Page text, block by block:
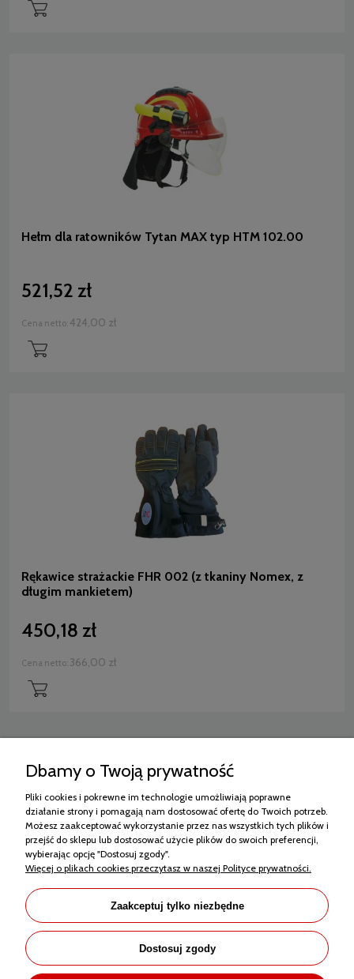
Hełm dla ratowników Tytan MAX typ HTM 102.00
521,52 zł
Cena netto: 424,00 zł
Rękawice strażackie FHR 002 (z tkaniny Nomex, z
długim mankietem)
450,18 zł
Cena netto: 366,00 zł
Zakupy
Pomoc
Moje konto
Informacje
Dbamy o Twoją prywatność
Pliki cookies i pokrewne im technologie umożliwiają poprawne
działanie strony i pomagają nam dostosować ofertę do Twoich potrzeb.
Możesz zaakceptować wykorzystanie przez nas wszystkich tych plików i
przejść do sklepu lub dostosować użycie plików do swoich preferencji,
wybierając opcję "Dostosuj zgody".
Więcej o plikach cookies przeczytasz w naszej Polityce prywatności.
Zaakceptuj tylko niezbędne
Dostosuj zgody